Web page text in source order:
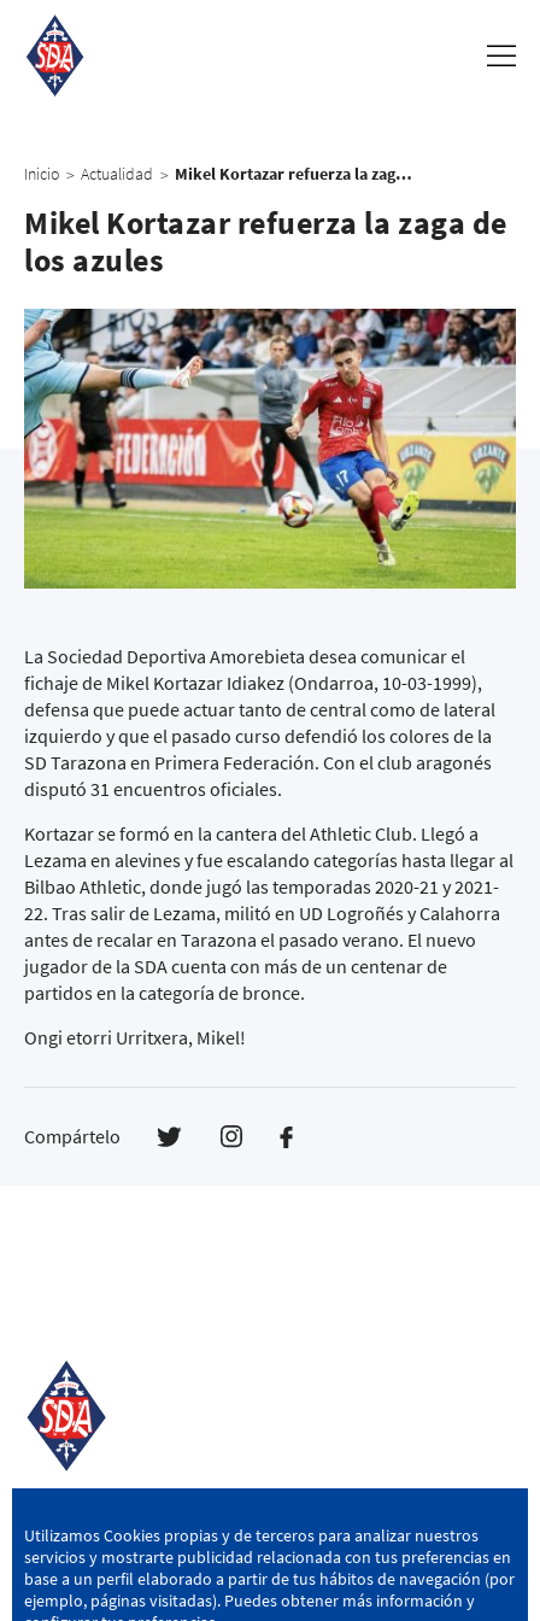
Inicio > Actualidad > Mikel Kortazar refuerza la zaga de los azules
Mikel Kortazar refuerza la zaga de
los azules
La Sociedad Deportiva Amorebieta desea comunicar el
fichaje de Mikel Kortazar Idiakez (Ondarroa, 10-03-1999),
defensa que puede actuar tanto de central como de lateral
izquierdo y que el pasado curso defendió los colores de la
SD Tarazona en Primera Federación. Con el club aragonés
disputó 31 encuentros oficiales.
Kortazar se formó en la cantera del Athletic Club. Llegó a
Lezama en alevines y fue escalando categorías hasta llegar al
Bilbao Athletic, donde jugó las temporadas 2020-21 y 2021-
22. Tras salir de Lezama, militó en UD Logroñés y Calahorra
antes de recalar en Tarazona el pasado verano. El nuevo
jugador de la SDA cuenta con más de un centenar de
partidos en la categoría de bronce.
Ongi etorri Urritxera, Mikel!
Compártelo
SD AMOREBIETA
San Miguel Kalea, 16, 48340 Amorebieta, Bizkaia
946 604 751 | sda@sdamorebieta.eus
Utilizamos Cookies propias y de terceros para analizar nuestros
servicios y mostrarte publicidad relacionada con tus preferencias en
base a un perfil elaborado a partir de tus hábitos de navegación (por
ejemplo, páginas visitadas). Puedes obtener más información y